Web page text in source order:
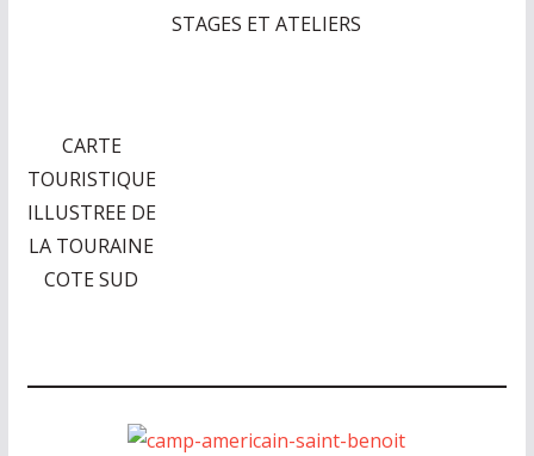
STAGES ET ATELIERS
CARTE
TOURISTIQUE
ILLUSTREE DE
LA TOURAINE
COTE SUD